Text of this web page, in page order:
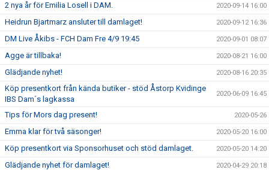
2 nya år för Emilia Losell i DAM. 2020-09-14 16:00
Heidrun Bjartmarz ansluter till damlaget! 2020-09-12 16:36
DM Live Åkibs - FCH Dam Fre 4/9 19:45 2020-09-01 08:07
Agge är tillbaka! 2020-08-21 16:00
Glädjande nyhet! 2020-08-16 20:35
Köp presentkort från kända butiker - stöd Åstorp Kvidinge
IBS Dam´s lagkassa
2020-06-09 16:45
Tips för Mors dag present! 2020-05-26
Emma klar för två säsonger! 2020-05-20 16:00
Köp presentkort via Sponsorhuset och stöd damlaget. 2020-05-20 14:20
Glädjande nyhet för damlaget! 2020-04-29 20:18